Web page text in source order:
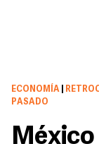
ECONOMÍA
PASADO
México